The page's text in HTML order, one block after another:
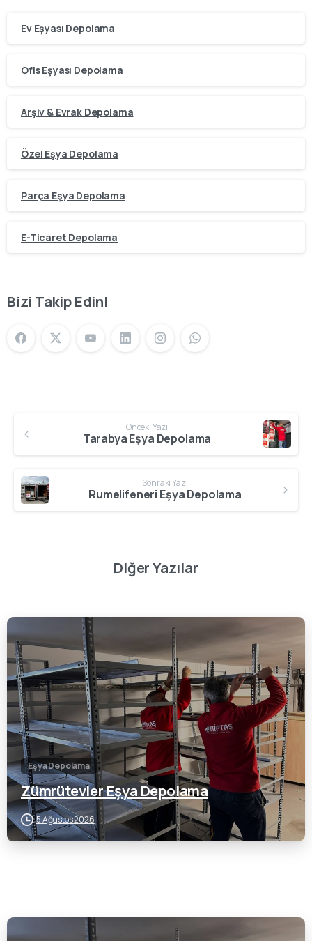
Ev Eşyası Depolama
Ofis Eşyası Depolama
Arşiv & Evrak Depolama
Özel Eşya Depolama
Parça Eşya Depolama
E-Ticaret Depolama
Bizi Takip Edin!
Önceki Yazı
Tarabya Eşya Depolama
Sonraki Yazı
Rumelifeneri Eşya Depolama
Diğer Yazılar
Eşya Depolama
Zümrütevler Eşya Depolama
5 Ağustos 2026